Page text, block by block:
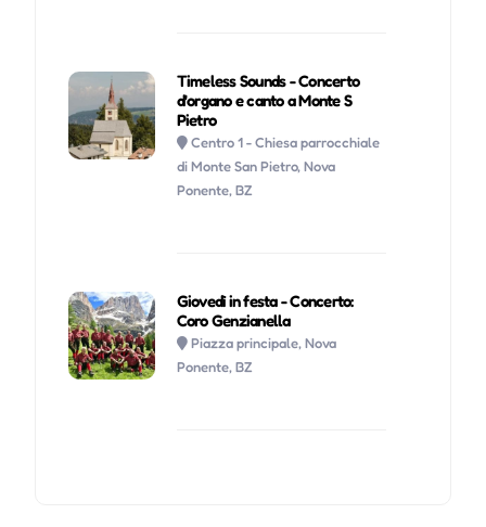
Timeless Sounds - Concerto
d'organo e canto a Monte S
Pietro
Centro 1 - Chiesa parrocchiale
di Monte San Pietro, Nova
Ponente, BZ
Giovedì in festa - Concerto:
Coro Genzianella
Piazza principale, Nova
Ponente, BZ